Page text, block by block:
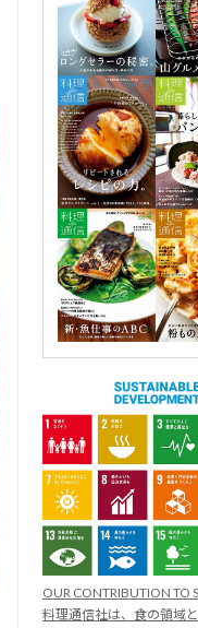
OUR CONTRIBUTION TO
料理通信社は、食の領域